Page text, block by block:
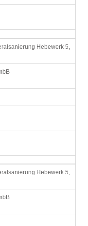
Hebewerk 5,
Hebewerk 5,